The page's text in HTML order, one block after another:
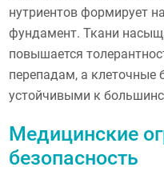
нутриентов формирует
фундамент. Ткани
повышается
перепадам, а клеточные
устойчивыми к
Медицинские
безопасность